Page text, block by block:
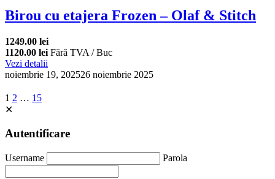
Birou cu etajera Frozen – Olaf & Stitch
1249.00 lei
1120.00 lei Fără TVA / Buc
Vezi detalii
noiembrie 19, 202526 noiembrie 2025
1 2 … 15
✕
Autentificare
Username Parola